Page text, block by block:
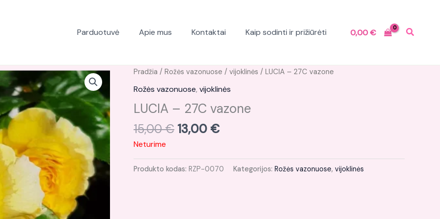
Parduotuvė Apie mus Kontaktai Kaip sodinti ir prižiūrėti 0,00€
Pradžia / Rožės vazonuose / vijoklinės / LUCIA – 27C vazone
Rožės vazonuose, vijoklinės
LUCIA – 27C vazone
15,00€
Original
price
was:
15,00 €.
13,00 €
Current
price
is:
13,00 €.
Neturime
Produkto kodas: RZP-0070 Kategorijos: Rožės vazonuose, vijoklinės